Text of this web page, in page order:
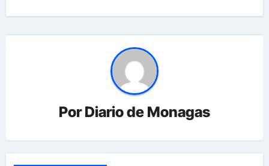
PorDiario de Monagas